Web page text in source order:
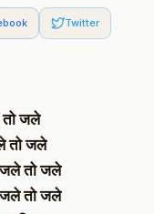
Twitter
तो जले
तो जले
जले तो जले
जले तो जले